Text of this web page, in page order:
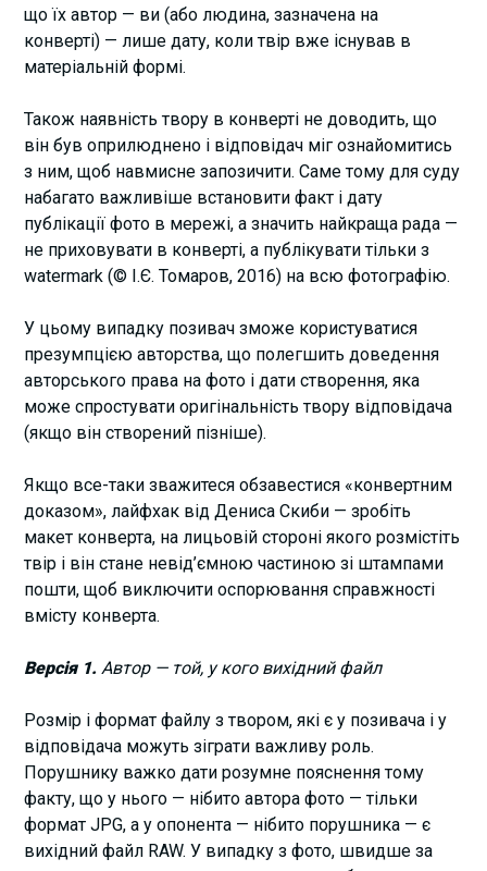
що їх автор — ви (або людина, зазначена на
конверті) — лише дату, коли твір вже існував в
матеріальній формі.
Також наявність твору в конверті не доводить, що
він був оприлюднено і відповідач міг ознайомитись
з ним, щоб навмисне запозичити. Саме тому для суду
набагато важливіше встановити факт і дату
публікації фото в мережі, а значить найкраща рада —
не приховувати в конверті, а публікувати тільки з
watermark (© І.Є. Томаров, 2016) на всю фотографію.
У цьому випадку позивач зможе користуватися
презумпцією авторства, що полегшить доведення
авторського права на фото і дати створення, яка
може спростувати оригінальність твору відповідача
(якщо він створений пізніше).
Якщо все-таки зважитеся обзавестися «конвертним
доказом», лайфхак від Дениса Скиби — зробіть
макет конверта, на лицьовій стороні якого розмістіть
твір і він стане невід’ємною частиною зі штампами
пошти, щоб виключити оспорювання справжності
вмісту конверта.
Версія 1. Автор — той, у кого вихідний файл
Розмір і формат файлу з твором, які є у позивача і у
відповідача можуть зіграти важливу роль.
Порушнику важко дати розумне пояснення тому
факту, що у нього — нібито автора фото — тільки
формат JPG, а у опонента — нібито порушника — є
вихідний файл RAW. У випадку з фото, швидше за